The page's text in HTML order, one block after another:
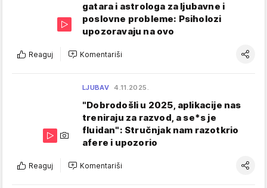
gatara i astrologa za ljubavne i
poslovne probleme: Psiholozi
upozoravaju na ovo
Reaguj Komentariši
LJUBAV 4.11.2025.
"Dobrodošli u 2025, aplikacije nas
treniraju za razvod, a se*s je
fluidan": Stručnjak nam razotkrio
afere i upozorio
Reaguj Komentariši